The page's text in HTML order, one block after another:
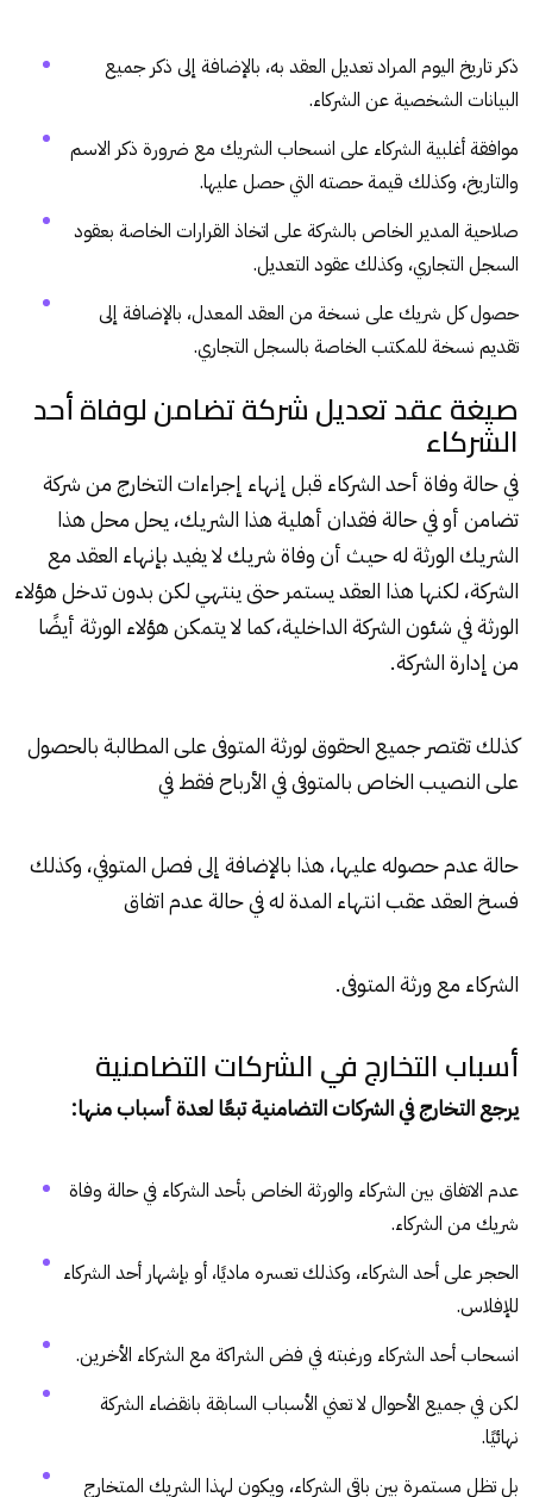
ذكر تاريخ اليوم المراد تعديل العقد به، بالإضافة إلى ذكر جميع
البيانات الشخصية عن الشركاء.
موافقة أغلبية الشركاء على انسحاب الشريك مع ضرورة ذكر الاسم
والتاريخ، وكذلك قيمة حصته التي حصل عليها.
صلاحية المدير الخاص بالشركة على اتخاذ القرارات الخاصة بعقود
السجل التجاري، وكذلك عقود التعديل.
حصول كل شريك على نسخة من العقد المعدل، بالإضافة إلى
تقديم نسخة للمكتب الخاصة بالسجل التجاري.
صيغة عقد تعديل شركة تضامن لوفاة أحد
الشركاء
في حالة وفاة أحد الشركاء قبل إنهاء إجراءات التخارج من شركة
تضامن أو في حالة فقدان أهلية هذا الشريك، يحل محل هذا
الشريك الورثة له حيث أن وفاة شريك لا يفيد بإنهاء العقد مع
الشركة، لكنها هذا العقد يستمر حتى ينتهي لكن بدون تدخل هؤلاء
الورثة في شئون الشركة الداخلية، كما لا يتمكن هؤلاء الورثة أيضًا
من إدارة الشركة.
كذلك تقتصر جميع الحقوق لورثة المتوفى على المطالبة بالحصول
على النصيب الخاص بالمتوفى في الأرباح فقط في
حالة عدم حصوله عليها، هذا بالإضافة إلى فصل المتوفي، وكذلك
فسخ العقد عقب انتهاء المدة له في حالة عدم اتفاق
الشركاء مع ورثة المتوفى.
أسباب التخارج في الشركات التضامنية
يرجع التخارج في الشركات التضامنية تبعًا لعدة أسباب منها:
عدم الاتفاق بين الشركاء والورثة الخاص بأحد الشركاء في حالة وفاة
شريك من الشركاء.
الحجر على أحد الشركاء، وكذلك تعسره ماديًا، أو بإشهار أحد الشركاء
للإفلاس.
انسحاب أحد الشركاء ورغبته في فض الشراكة مع الشركاء الأخرين.
لكن في جميع الأحوال لا تعني الأسباب السابقة بانقضاء الشركة
نهائيًا.
بل تظل مستمرة بين باقي الشركاء، ويكون لهذا الشريك المتخارج